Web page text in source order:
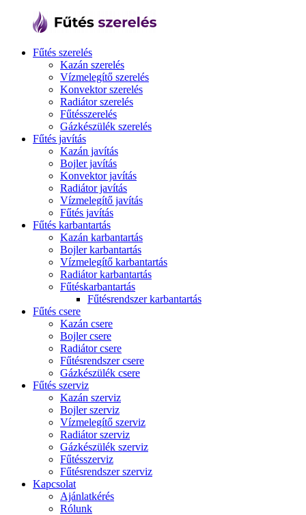
Fűtés szerelés
Kazán szerelés
Vízmelegítő szerelés
Konvektor szerelés
Radiátor szerelés
Fűtésszerelés
Gázkészülék szerelés
Fűtés javítás
Kazán javítás
Bojler javítás
Konvektor javítás
Radiátor javítás
Vízmelegítő javítás
Fűtés javítás
Fűtés karbantartás
Kazán karbantartás
Bojler karbantartás
Vízmelegítő karbantartás
Radiátor karbantartás
Fűtéskarbantartás
Fűtésrendszer karbantartás
Fűtés csere
Kazán csere
Bojler csere
Radiátor csere
Fűtésrendszer csere
Gázkészülék csere
Fűtés szerviz
Kazán szerviz
Bojler szerviz
Vízmelegítő szerviz
Radiátor szerviz
Gázkészülék szerviz
Fűtésszerviz
Fűtésrendszer szerviz
Kapcsolat
Ajánlatkérés
Rólunk